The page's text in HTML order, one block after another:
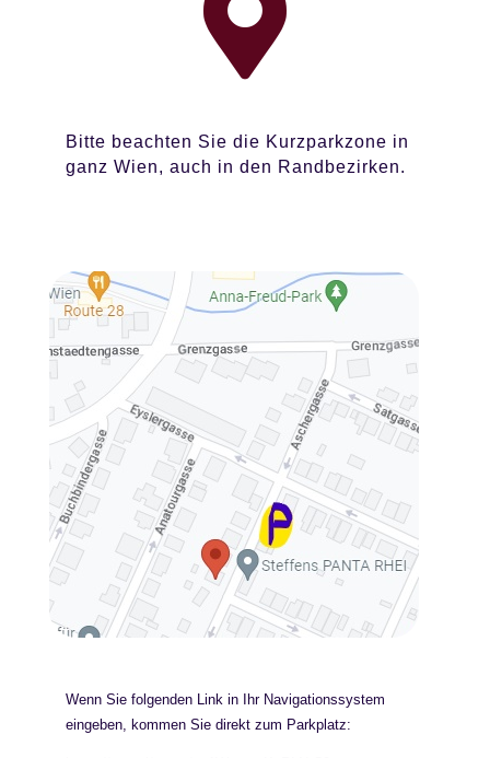

Bitte beachten Sie die Kurzparkzone in
ganz Wien, auch in den Randbezirken.
Wenn Sie folgenden Link in Ihr Navigationssystem
eingeben, kommen Sie direkt zum Parkplatz: